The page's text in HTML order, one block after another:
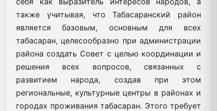
также учитывая, что Табасаранский район
является базовым, основным для всех
табасаран, целесообразно при администрации
района создать Совет с целью координации и
решения всех вопросов, связанных с
развитием народа, создав при этом
региональные, культурные центры в районах и
городах проживания табасаран. Этого требует